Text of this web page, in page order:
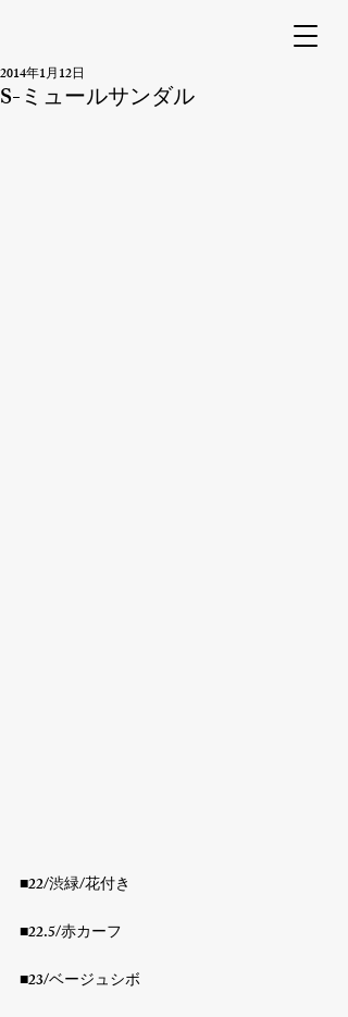
S-ミュールサンダル
2014年1月12日
■22/渋緑/花付き
■22.5/赤カーフ
■23/ベージュシボ